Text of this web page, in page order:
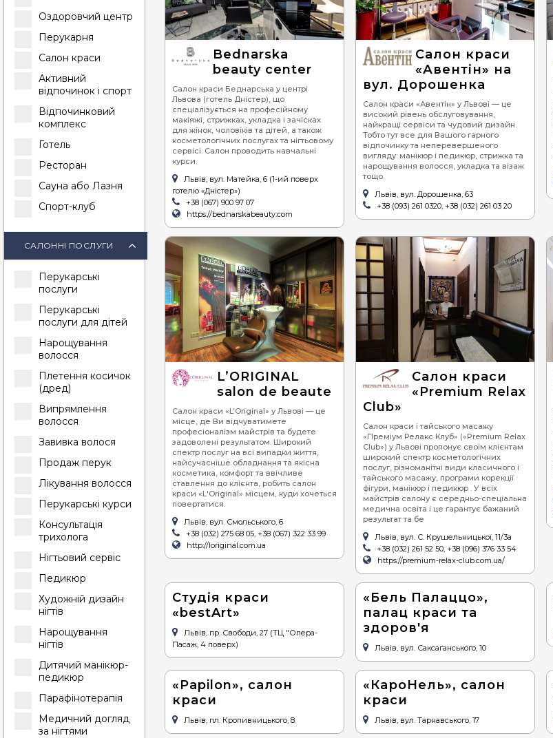
піца
суші
бургери / сендвічі
барбекю (шашлик,
стейки
равлики
устриці
Оздоровчий центр
Перукарня
Салон краси
Активний
відпочинок і спорт
Відпочинковий
комплекс
Готель
Ресторан
Сауна або Лазня
Спорт-клуб
САЛОННІ ПОСЛУГИ
Перукарські
послуги
Перукарські
послуги для дітей
Нарощування
волосся
Плетення косичок
(дред)
Випрямлення
волосся
Завивка волося
Продаж перук
Лікування волосся
Перукарські курси
Консультація
трихолога
Нігтьовий сервіс
Педикюр
Художній дизайн
нігтів
Нарощування
нігтів
Дитячий манікюр-
педикюр
Парафінотерапія
Медичний догляд
за нігтями
Bednarska
beauty center
Салон краси Беднарська у центрі
Львова (готель Дністер), що
спеціалізується на професійному
макіяжі, стрижках, укладка і зачісках
для жінок, чоловіків та дітей, а також
косметологічних послугах та нігтьовому
сервісі. Салон проводить навчальні
курси.
Львів, вул. Матейка, 6 (1-ий поверх
готелю «Дністер»)
+38 (067) 900 97 07
https://bednarskabeauty.com
Салон краси
«Авентін» на
вул. Дорошенка
Cалон краси «Авентін» у Львові — це
високий рівень обслуговування,
найкращі сервіси та чудовий дизайн.
Тобто тут все для Вашого гарного
відпочинку та неперевершеного
вигляду: манікюр і педикюр, стрижка та
нарощування волосся, укладка та візаж
тощо.
Львів, вул. Дорошенка, 63
+38 (093) 261 0320, +38 (032) 261 03 20
L’ORIGINAL
salon de beaute
Салон краси «L’Original» у Львові — це
місце, де Ви відчуватимете
професіоналізм майстрів та будете
задоволені результатом. Широкий
спектр послуг на всі випадки життя,
найсучасніше обладнання та якісна
косметика, комфорт та ввічливе
ставлення до клієнта, робить салон
краси «L'Original» місцем, куди хочеться
повертатися.
Львів, вул. Смольського, 6
+38 (032) 275 68 05, +38 (067) 322 33 99
http://loriginal.com.ua
Салон краси
«Premium Relax
Club»
Салон краси і тайського масажу
«Преміум Релакс Клуб» («Premium Relax
Club») у Львові пропонує своїм клієнтам
широкий спектр косметологічних
послуг, різноманітні види класичного і
тайського масажу, програми корекції
фігури, манікюр і педикюр . У всіх
майстрів салону є середньо-спеціальна
медична освіта і це гарантує бажаний
результат та бе
Львів, вул. С. Крушельницької, 11/3а
+38 (032) 261 52 50, +38 (096) 376 33 54
https://premium-relax-club.com.ua/
Студія краси
«bestArt»
Львів, пр. Свободи, 27 (ТЦ "Опера-
Пасаж, 4 поверх)
«Бель Палаццо»,
палац краси та
здоров'я
Львів, вул. Саксаганського, 10
«Papilon», салон
краси
Львів, пл. Кропивницького, 8.
«КароНель», салон
краси
Львів, вул. Тарнавського, 17